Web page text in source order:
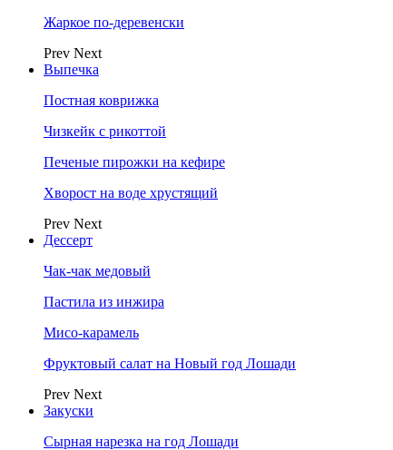
Жаркое по-деревенски
Prev Next
Выпечка
Постная коврижка
Чизкейк с рикоттой
Печеные пирожки на кефире
Хворост на воде хрустящий
Prev Next
Дессерт
Чак-чак медовый
Пастила из инжира
Мисо-карамель
Фруктовый салат на Новый год Лошади
Prev Next
Закуски
Сырная нарезка на год Лошади